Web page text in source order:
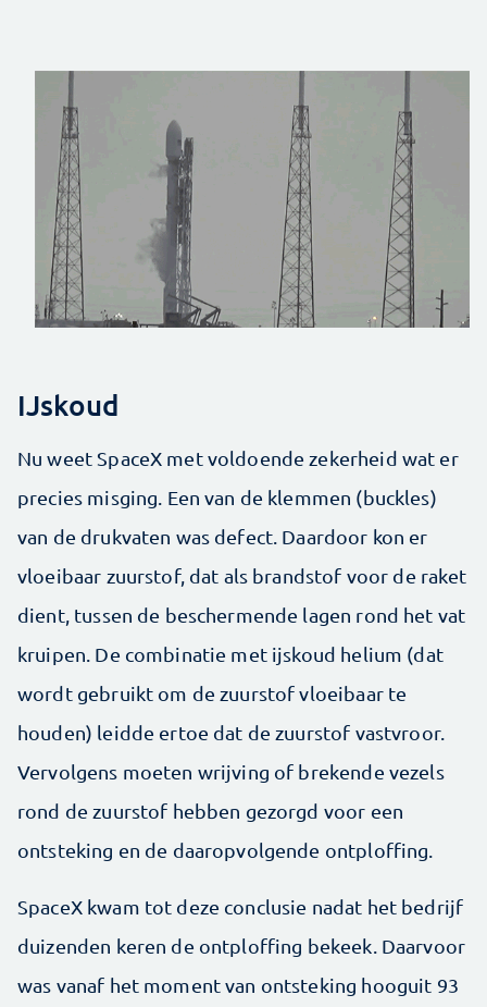
IJskoud
Nu weet SpaceX met voldoende zekerheid wat er
precies misging. Een van de klemmen (buckles)
van de drukvaten was defect. Daardoor kon er
vloeibaar zuurstof, dat als brandstof voor de raket
dient, tussen de beschermende lagen rond het vat
kruipen. De combinatie met ijskoud helium (dat
wordt gebruikt om de zuurstof vloeibaar te
houden) leidde ertoe dat de zuurstof vastvroor.
Vervolgens moeten wrijving of brekende vezels
rond de zuurstof hebben gezorgd voor een
ontsteking en de daaropvolgende ontploffing.
SpaceX kwam tot deze conclusie nadat het bedrijf
duizenden keren de ontploffing bekeek. Daarvoor
was vanaf het moment van ontsteking hooguit 93